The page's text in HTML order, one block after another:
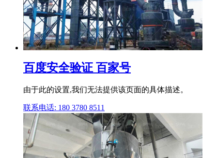
百度安全验证 百家号
由于此的设置,我们无法提供该页面的具体描述。
联系电话: 180 3780 8511